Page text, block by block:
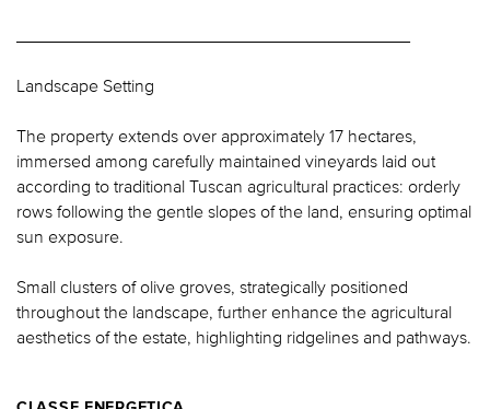
Landscape Setting
The property extends over approximately 17 hectares,
immersed among carefully maintained vineyards laid out
according to traditional Tuscan agricultural practices: orderly
rows following the gentle slopes of the land, ensuring optimal
sun exposure.
Small clusters of olive groves, strategically positioned
throughout the landscape, further enhance the agricultural
aesthetics of the estate, highlighting ridgelines and pathways.